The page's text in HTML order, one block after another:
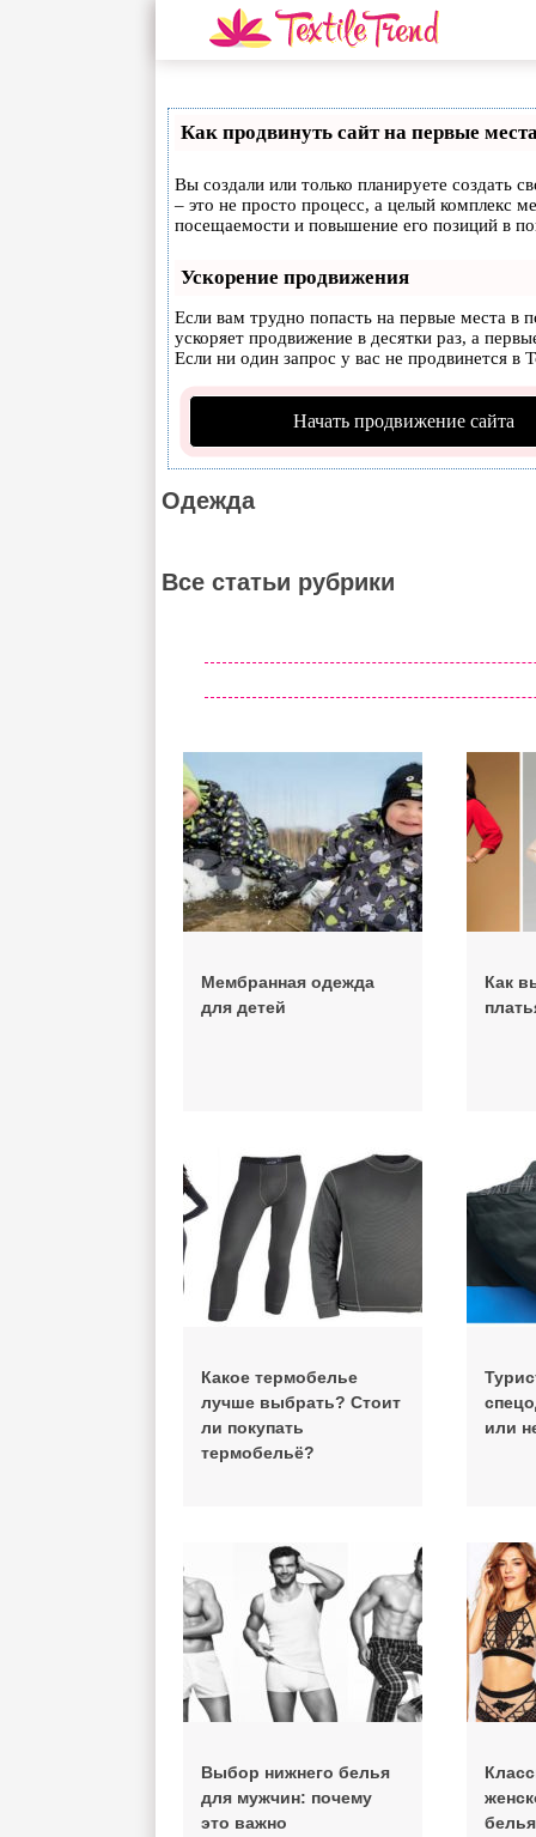
Как продвинуть сайт на первые
Вы создали или только планируете создать
– это не просто процесс, а целый комплекс
посещаемости и повышение его позиций в
Ускорение продвижения
Если вам трудно попасть на первые места в
ускоряет продвижение в десятки раз, а
Если ни один запрос у вас не продвинется в
Начать продвижение сайта
Одежда
Все статьи рубрики
Мембранная одежда
для детей
Как
Какое термобелье
лучше выбрать? Стоит
ли покупать
термобельё?
или
Выбор нижнего белья
для мужчин: почему
это важно